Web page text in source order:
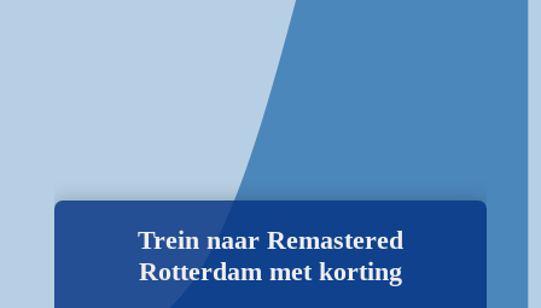
Trein naar Remastered
Rotterdam met korting